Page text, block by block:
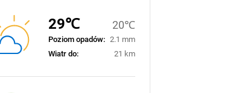
29℃ 20℃
Poziom opadów: 2.1 mm
Wiatr do:
21 km